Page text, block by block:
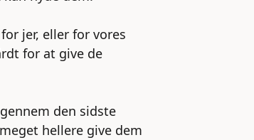
jer, eller for vores
for at give de
den sidste
hellere give dem